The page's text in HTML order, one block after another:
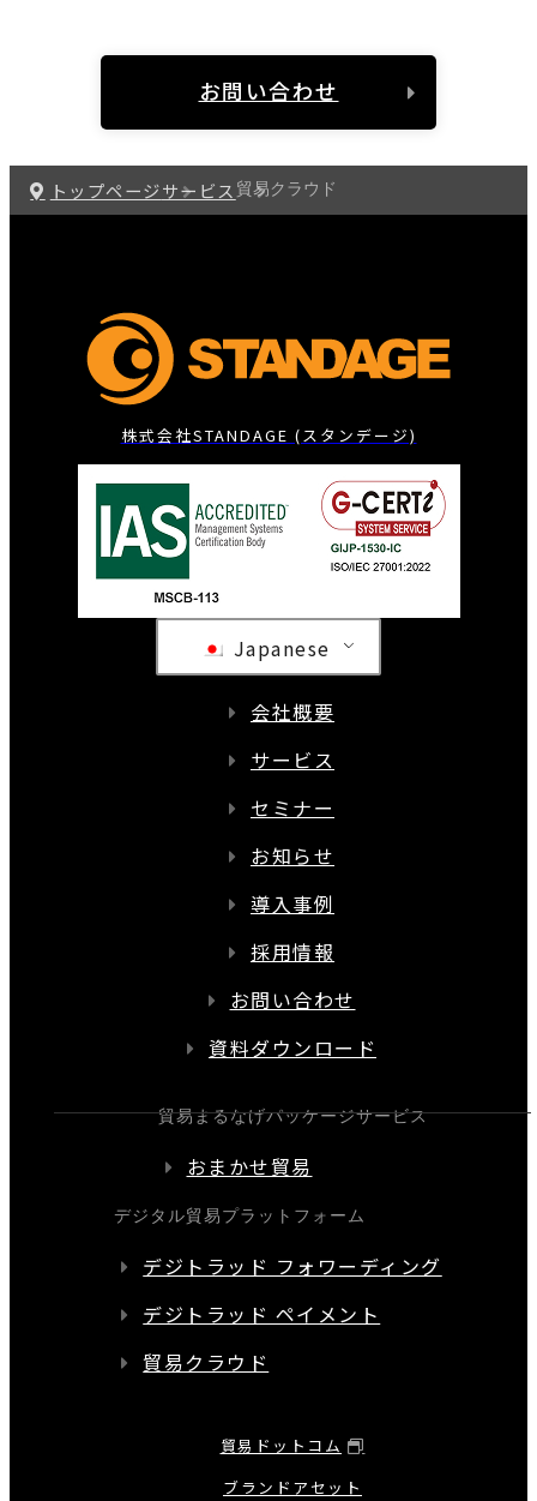
お問い合わせ
トップページサービス 貿易クラウド
株式会社STANDAGE (スタンデージ)
Japanese
会社概要
サービス
セミナー
お知らせ
導入事例
採用情報
お問い合わせ
資料ダウンロード
貿易まるなげパッケージサービス
おまかせ貿易
デジタル貿易プラットフォーム
デジトラッド フォワーディング
デジトラッド ペイメント
貿易クラウド
貿易ドットコム
ブランドアセット